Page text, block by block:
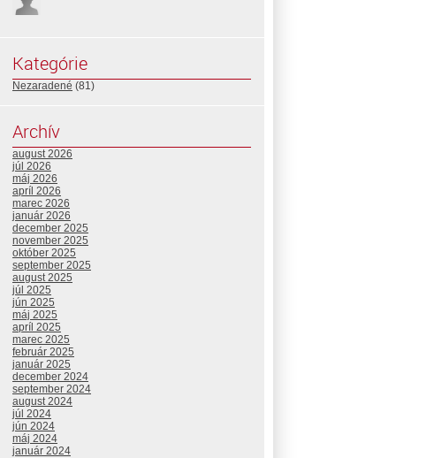
Kategórie
Nezaradené (81)
Archív
august 2026
júl 2026
máj 2026
apríl 2026
marec 2026
január 2026
december 2025
november 2025
október 2025
september 2025
august 2025
júl 2025
jún 2025
máj 2025
apríl 2025
marec 2025
február 2025
január 2025
december 2024
september 2024
august 2024
júl 2024
jún 2024
máj 2024
január 2024